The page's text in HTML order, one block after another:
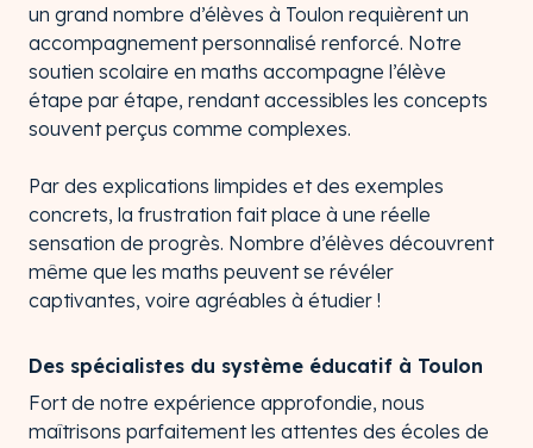
un grand nombre d’élèves à Toulon requièrent un
accompagnement personnalisé renforcé. Notre
soutien scolaire en maths accompagne l’élève
étape par étape, rendant accessibles les concepts
souvent perçus comme complexes.
Par des explications limpides et des exemples
concrets, la frustration fait place à une réelle
sensation de progrès. Nombre d’élèves découvrent
même que les maths peuvent se révéler
captivantes, voire agréables à étudier !
Des spécialistes du système éducatif à Toulon
Fort de notre expérience approfondie, nous
maîtrisons parfaitement les attentes des écoles de